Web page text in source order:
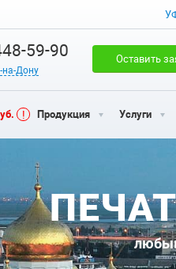
59-90
на-Дону
Оставить
Продукция Услуги